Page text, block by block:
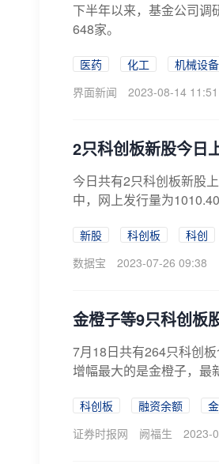
下半年以来，基金公司调
648家。
医药 化工
机械设备
界面新闻
2023-08-14 11:51
2只科创板新股今日
今日共有2只科创板新股
中，网上发行量为
新股 科创板
科创
数据宝
2023-07-26 09:38
金橙子等9只科创板
7月18日共有264只科创
增幅最大的是金橙子，最
科创板 融资余额
证券时报网
阙福生 2023-